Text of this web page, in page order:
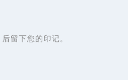
后留下您的印记。